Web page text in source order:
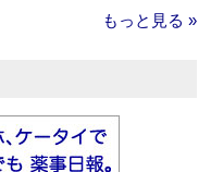
もっと見る »